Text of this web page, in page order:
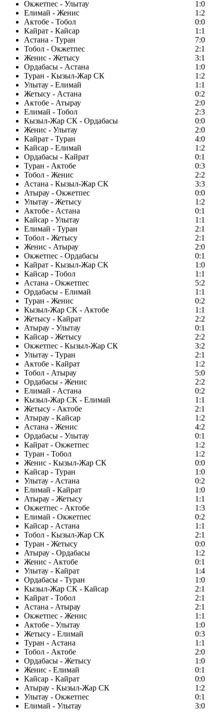
Окжетпес - Улытау
1:0
Елимай - Женис
1:2
Актобе - Тобол
0:0
Кайрат - Кайсар
1:1
Астана - Туран
7:0
Тобол - Окжетпес
2:1
Женис - Жетысу
3:1
Ордабасы - Астана
1:0
Туран - Кызыл-Жар СК
1:2
Улытау - Елимай
1:1
Жетысу - Астана
0:2
Актобе - Атырау
2:0
Елимай - Тобол
2:3
Кызыл-Жар СК - Ордабасы
0:0
Женис - Улытау
2:0
Кайрат - Туран
4:0
Кайсар - Елимай
1:2
Ордабасы - Кайрат
0:1
Туран - Актобе
0:3
Тобол - Женис
2:2
Астана - Кызыл-Жар СК
3:3
Атырау - Окжетпес
0:0
Улытау - Жетысу
1:2
Актобе - Астана
0:1
Кайсар - Улытау
1:1
Елимай - Туран
2:1
Тобол - Жетысу
2:1
Женис - Атырау
2:0
Окжетпес - Ордабасы
0:1
Кайрат - Кызыл-Жар СК
1:0
Кайсар - Тобол
1:1
Астана - Окжетпес
5:2
Ордабасы - Елимай
1:1
Туран - Женис
0:2
Кызыл-Жар СК - Актобе
1:1
Жетысу - Кайрат
2:2
Атырау - Улытау
0:1
Кайсар - Жетысу
2:2
Окжетпес - Кызыл-Жар СК
3:2
Улытау - Туран
2:1
Актобе - Кайрат
1:2
Тобол - Атырау
5:0
Ордабасы - Женис
2:2
Елимай - Астана
0:2
Кызыл-Жар СК - Елимай
1:1
Жетысу - Актобе
2:1
Атырау - Кайсар
1:2
Астана - Женис
4:2
Ордабасы - Улытау
0:1
Кайрат - Окжетпес
1:2
Туран - Тобол
1:2
Женис - Кызыл-Жар СК
0:0
Кайсар - Туран
1:0
Улытау - Астана
0:2
Елимай - Кайрат
1:0
Атырау - Жетысу
1:1
Окжетпес - Актобе
1:3
Елимай - Окжетпес
0:2
Кайсар - Астана
1:1
Тобол - Кызыл-Жар СК
2:1
Туран - Жетысу
0:0
Атырау - Ордабасы
1:2
Женис - Актобе
0:1
Улытау - Кайрат
1:4
Ордабасы - Туран
1:0
Кызыл-Жар СК - Кайсар
2:1
Кайрат - Тобол
2:1
Астана - Атырау
2:1
Окжетпес - Женис
1:1
Актобе - Улытау
1:0
Жетысу - Елимай
0:3
Туран - Астана
1:1
Тобол - Актобе
2:0
Ордабасы - Жетысу
1:0
Женис - Елимай
0:1
Кайсар - Кайрат
0:0
Атырау - Кызыл-Жар СК
1:2
Улытау - Окжетпес
0:1
Елимай - Улытау
3:0